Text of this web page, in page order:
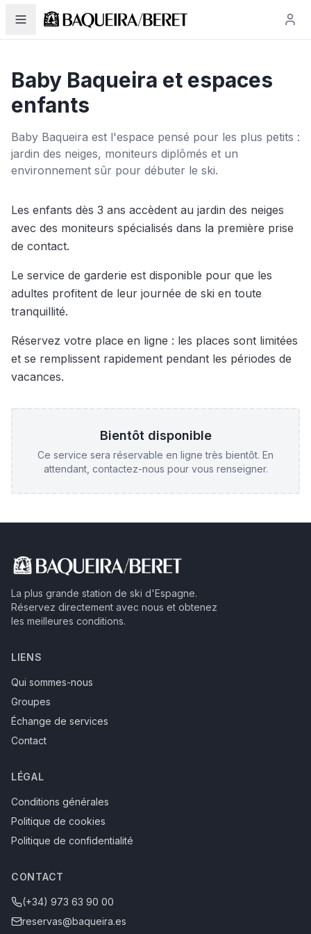
Baby Baqueira et espaces
enfants
Baby Baqueira est l'espace pensé pour les plus petits :
jardin des neiges, moniteurs diplômés et un
environnement sûr pour débuter le ski.
Les enfants dès 3 ans accèdent au jardin des neiges
avec des moniteurs spécialisés dans la première prise
de contact.
Le service de garderie est disponible pour que les
adultes profitent de leur journée de ski en toute
tranquillité.
Réservez votre place en ligne : les places sont limitées
et se remplissent rapidement pendant les périodes de
vacances.
Bientôt disponible
Ce service sera réservable en ligne très bientôt. En
attendant, contactez-nous pour vous renseigner.
La plus grande station de ski d'Espagne.
Réservez directement avec nous et obtenez
les meilleures conditions.
LIENS
Qui sommes-nous
Groupes
Échange de services
Contact
LÉGAL
Conditions générales
Politique de cookies
Politique de confidentialité
CONTACT
(+34) 973 63 90 00
reservas@baqueira.es